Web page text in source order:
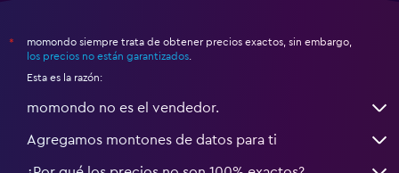
*
momondo siempre trata de obtener precios exactos, sin embargo,
los precios no están garantizados.
Esta es la razón:
momondo no es el vendedor.
Agregamos montones de datos para ti